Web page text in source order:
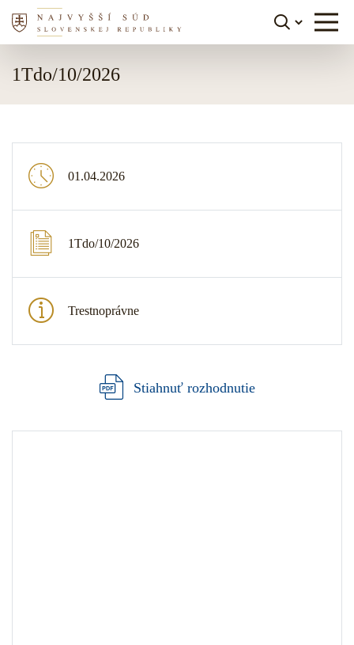
1Tdo/10/2026
01.04.2026
1Tdo/10/2026
Trestnoprávne
Stiahnuť rozhodnutie